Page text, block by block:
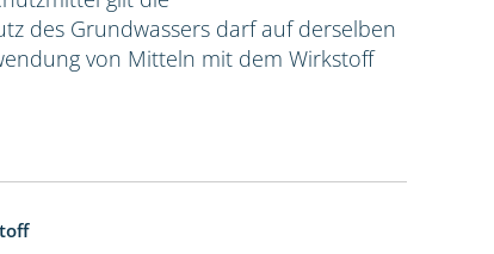
des Grundwassers darf auf derselben
von Mitteln mit dem Wirkstoff